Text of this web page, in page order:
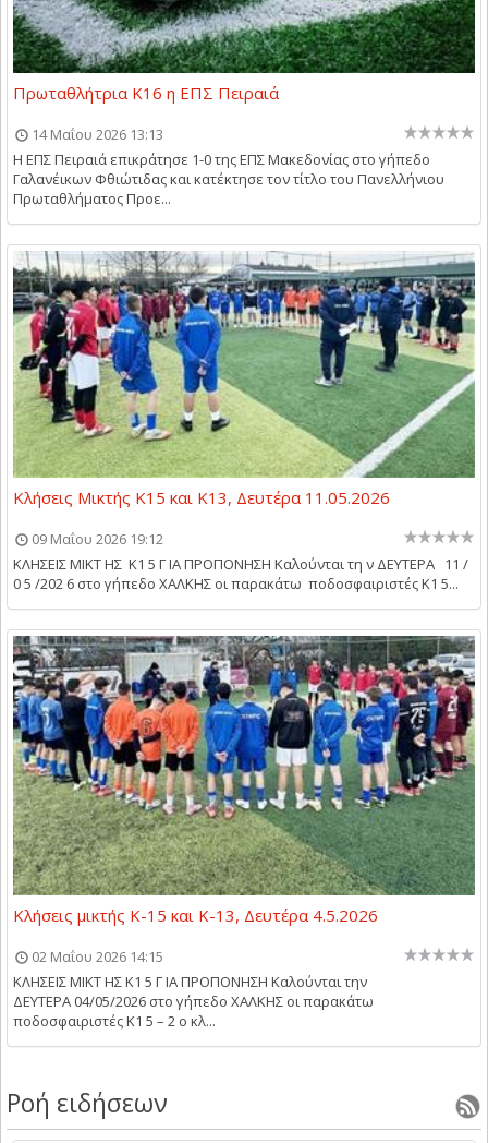
Πρωταθλήτρια Κ16 η ΕΠΣ Πειραιά
14 Μαΐου 2026 13:13
Η ΕΠΣ Πειραιά επικράτησε 1-0 της ΕΠΣ Μακεδονίας στο γήπεδο
Γαλανέικων Φθιώτιδας και κατέκτησε τον τίτλο του Πανελλήνιου
Πρωταθλήματος Προε...
Κλήσεις Μικτής Κ15 και Κ13, Δευτέρα 11.05.2026
09 Μαΐου 2026 19:12
ΚΛΗΣΕΙΣ ΜΙΚΤ ΗΣ Κ1 5 Γ ΙΑ ΠΡΟΠΟΝΗΣΗ Καλούνται τη ν ΔΕΥΤΕΡΑ 11 /
0 5 /202 6 στο γήπεδο ΧΑΛΚΗΣ οι παρακάτω ποδοσφαιριστές Κ1 5...
Κλήσεις μικτής Κ-15 και Κ-13, Δευτέρα 4.5.2026
02 Μαΐου 2026 14:15
ΚΛΗΣΕΙΣ ΜΙΚΤ ΗΣ Κ1 5 Γ ΙΑ ΠΡΟΠΟΝΗΣΗ Kαλούνται την
ΔΕΥΤΕΡΑ 04/05/2026 στο γήπεδο ΧΑΛΚΗΣ οι παρακάτω
ποδοσφαιριστές Κ1 5 – 2 ο κλ...
Ροή ειδήσεων